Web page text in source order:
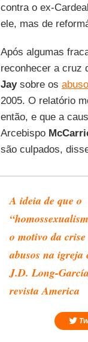
contra o ex-Cardeal
ele, mas de
Após algumas
reconhecer a cruz
Jaysobre os
2005. O relatório
então, e que a
Arcebispo
são culpados,
A ideia de que o
o motivo da
abusos na igreja
J.D. Long-
revista America